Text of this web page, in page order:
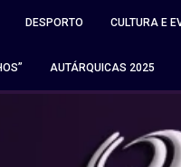
DESPORTO CULTURA E
AUTÁRQUICAS 2025